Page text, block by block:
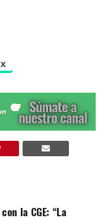
X
la CGE: “La